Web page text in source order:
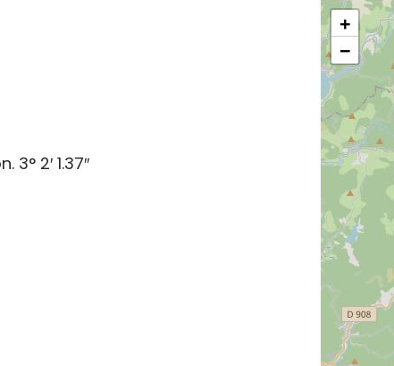
3° 2′ 1.37″
+
−